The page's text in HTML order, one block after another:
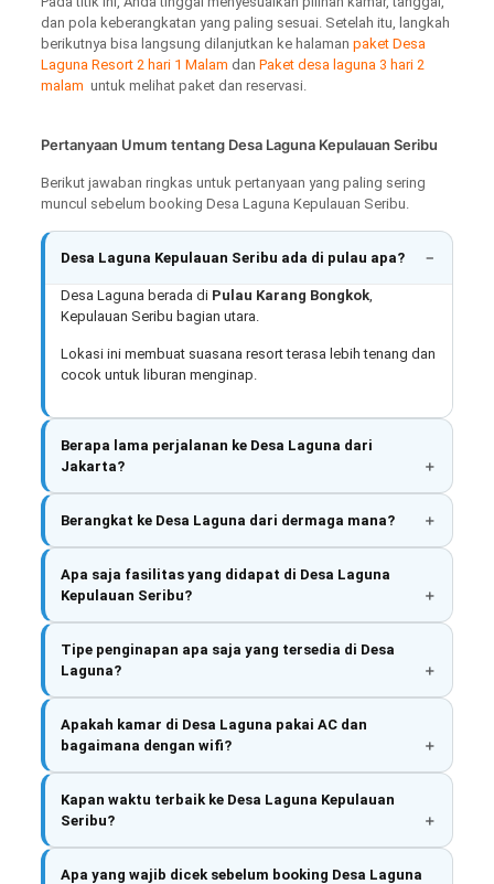
dan pola keberangkatan yang paling sesuai. Setelah itu, langkah
berikutnya bisa langsung dilanjutkan ke halaman paket Desa
Laguna Resort 2 hari 1 Malam dan Paket desa laguna 3 hari 2
malam untuk melihat paket dan reservasi.
Pertanyaan Umum tentang Desa Laguna Kepulauan Seribu
Berikut jawaban ringkas untuk pertanyaan yang paling sering
muncul sebelum booking Desa Laguna Kepulauan Seribu.
Desa Laguna Kepulauan Seribu ada di pulau apa?
Desa Laguna berada di Pulau Karang Bongkok,
Kepulauan Seribu bagian utara.
Lokasi ini membuat suasana resort terasa lebih tenang dan
cocok untuk liburan menginap.
Berapa lama perjalanan ke Desa Laguna dari
Jakarta?
Berangkat ke Desa Laguna dari dermaga mana?
Apa saja fasilitas yang didapat di Desa Laguna
Kepulauan Seribu?
Tipe penginapan apa saja yang tersedia di Desa
Laguna?
Apakah kamar di Desa Laguna pakai AC dan
bagaimana dengan wifi?
Kapan waktu terbaik ke Desa Laguna Kepulauan
Seribu?
Apa yang wajib dicek sebelum booking Desa Laguna